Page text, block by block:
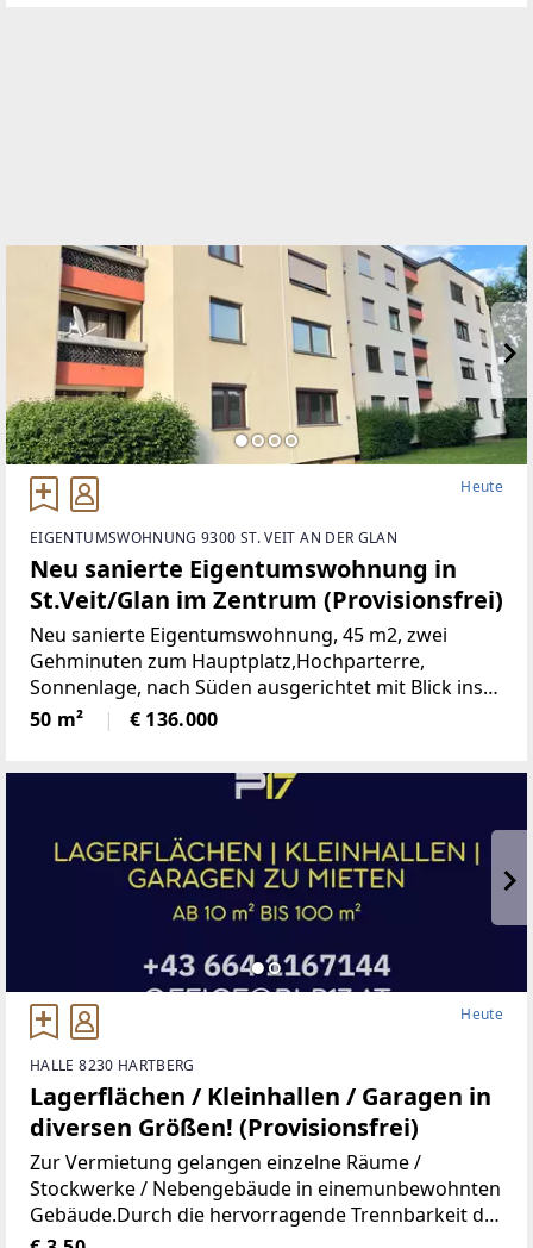
Heute
EIGENTUMSWOHNUNG 9300 ST. VEIT AN DER GLAN
Neu sanierte Eigentumswohnung in
St.Veit/Glan im Zentrum (Provisionsfrei)
Neu sanierte Eigentumswohnung, 45 m2, zwei
Gehminuten zum Hauptplatz,Hochparterre,
Sonnenlage, nach Süden ausgerichtet mit Blick ins
Grüne, mangelangt über nur 4 Stufen in die
Wohnung, Kindergarten, Volksschule,Mittelschule,
50 m² € 136.000
Heute
HALLE 8230 HARTBERG
Lagerflächen / Kleinhallen / Garagen in
diversen Größen! (Provisionsfrei)
Zur Vermietung gelangen einzelne Räume /
Stockwerke / Nebengebäude in einemunbewohnten
Gebäude.Durch die hervorragende Trennbarkeit der
Räumlichkeiten, stehen Ihnen Größen vonca. 10 m²